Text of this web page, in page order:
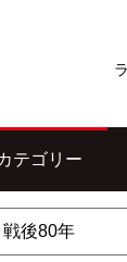
テゴリー
戦後80年